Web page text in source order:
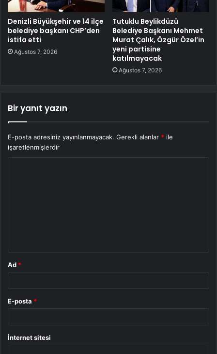
Denizli Büyükşehir ve 14 ilçe
belediye başkanı CHP’den
istifa etti
Ağustos 7, 2026
Tutuklu Beylikdüzü
Belediye Başkanı Mehmet
Murat Çalık, Özgür Özel’in
yeni partisine
katılmayacak
Ağustos 7, 2026
Bir yanıt yazın
E-posta adresiniz yayınlanmayacak. Gerekli alanlar * ile
işaretlenmişlerdir
Ad *
E-posta *
İnternet sitesi